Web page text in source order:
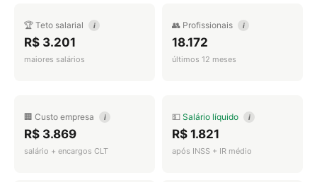
🏆 Teto salarial i
R$ 3.201
maiores salários
👥 Profissionais i
18.172
últimos 12 meses
🏢 Custo empresa i
R$ 3.869
salário + encargos CLT
💵 Salário líquido i
R$ 1.821
após INSS + IR médio